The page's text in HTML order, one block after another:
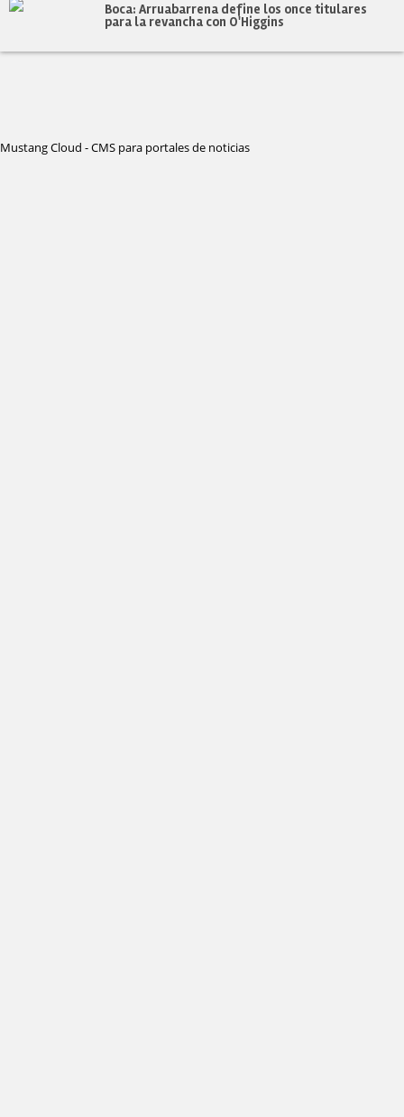
Boca: Arruabarrena define los once titulares
para la revancha con O'Higgins
Mustang Cloud - CMS para portales de noticias